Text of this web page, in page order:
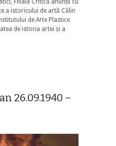
a istoricului de artă Călin
de Arte Plastice
de istoria artei și a
26.09.1940 –